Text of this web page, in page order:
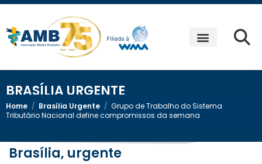
BRASÍLIA URGENTE
Home / Brasília Urgente / Grupo de Trabalho do Sistema
Tributário Nacional define compromissos da semana
Brasília, urgente